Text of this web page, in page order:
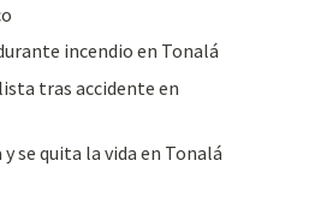
incendio en Tonalá
tras accidente en
y se quita la vida en Tonalá